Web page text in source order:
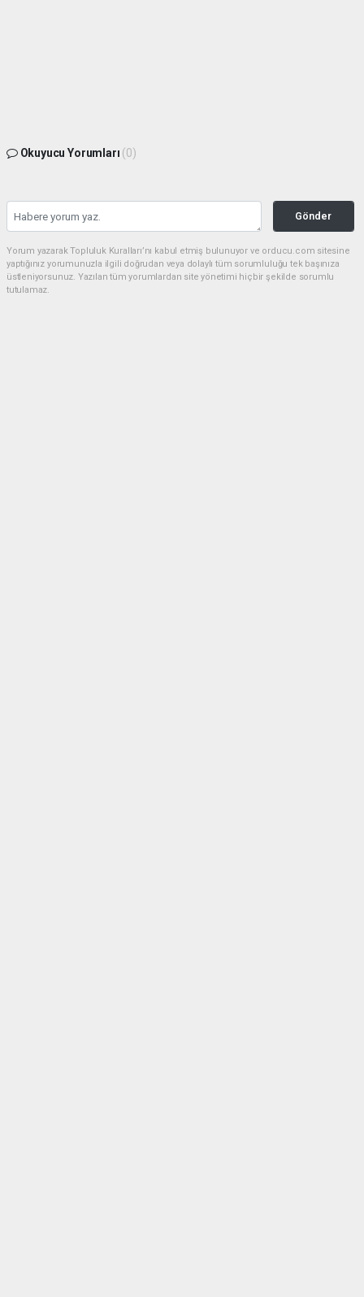
Okuyucu Yorumları (0)
Gönder
Yorum yazarak Topluluk Kuralları’nı kabul etmiş bulunuyor ve orducu.com sitesine
yaptığınız yorumunuzla ilgili doğrudan veya dolaylı tüm sorumluluğu tek başınıza
üstleniyorsunuz. Yazılan tüm yorumlardan site yönetimi hiçbir şekilde sorumlu
tutulamaz.